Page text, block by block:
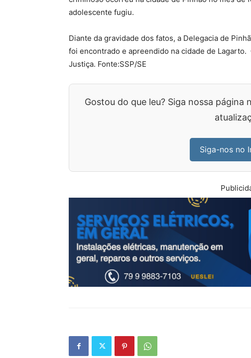
adolescente fugiu.
Diante da gravidade dos fatos, a Delegacia de
foi encontrado e apreendido na cidade de
Justiça. Fonte:SSP/SE
Gostou do que leu? Siga nossa
Siga-nos no